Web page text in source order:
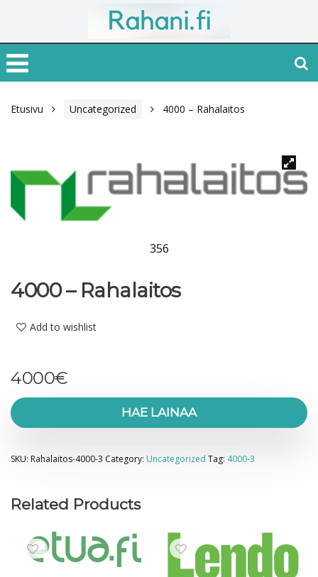
Etusivu Uncategorized 4000 – Rahalaitos
356
4000 – Rahalaitos
Add to wishlist
4000€
HAE LAINAA
SKU: Rahalaitos-4000-3 Category: Uncategorized Tag: 4000-3
Related Products